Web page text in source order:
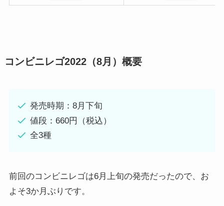
コンビニレゴ2022（8月）概要
発売時期：8月下旬
値段：660円（税込）
全3種
前回のコンビニレゴは6月上旬の発売だったので、お
よそ3か月ぶりです。